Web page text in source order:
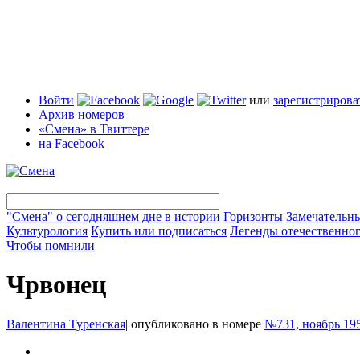
Войти или
Архив номеров
«Смена» в Твиттере
на Facebook
"Смена" о сегодняшнем дне в истории Горизонты
Культурология Купить или подписаться Легенды
Чтобы помнили
Чрвонец
Валентина Туренская| опубликовано в номере №731, ноябрь